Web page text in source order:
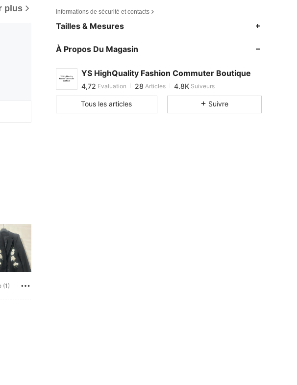
plus
(1)
92 cm / 36 in, Couleur: Rose bonbon, Taille: XL
Informations de sécurité et contacts
Tailles & Mesures
À Propos Du Magasin
YS HighQuality Fashion Commuter Boutique
b***aest en train de naviguer
Tous les articles Suivre